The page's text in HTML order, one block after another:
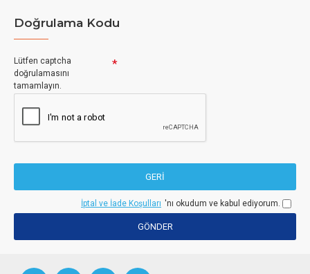
Doğrulama Kodu
Lütfen captcha
doğrulamasını
tamamlayın.
GERI
İptal ve İade Koşulları 'nı okudum ve kabul ediyorum.
GÖNDER